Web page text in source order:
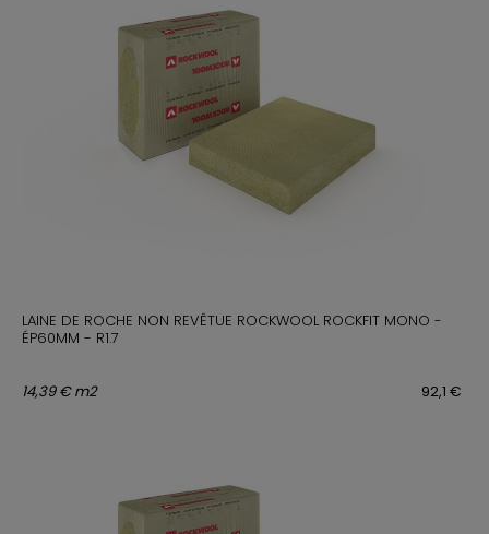
LAINE DE ROCHE NON REVÊTUE ROCKWOOL ROCKFIT MONO -
ÉP60MM - R1.7
92,1 €
14,39 € m2